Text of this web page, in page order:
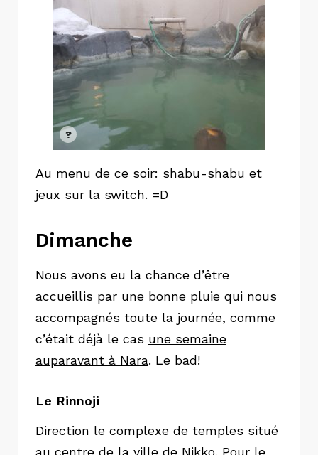
Au menu de ce soir: shabu-shabu et
jeux sur la switch. =D
Dimanche
Nous avons eu la chance d’être
accueillis par une bonne pluie qui nous
accompagnés toute la journée, comme
c’était déjà le cas une semaine
auparavant à Nara. Le bad!
Le Rinnoji
Direction le complexe de temples situé